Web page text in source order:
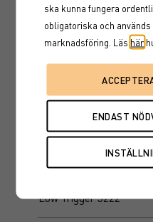
NAT AO Europeiska
NAT AO Europeiska
bolag Trygghet NOK 1,0
Low Trigger 5222
ska kunna fungera
obligatoriska och
marknadsföring. Läs här